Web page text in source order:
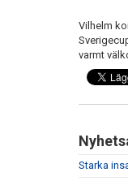
Vilhelm
varmt
Starka